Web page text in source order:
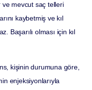
ve mevcut saç telleri
kaybetmiş ve kıl
Başarılı olması için kıl
kişinin durumuna göre,
enjeksiyonlarıyla